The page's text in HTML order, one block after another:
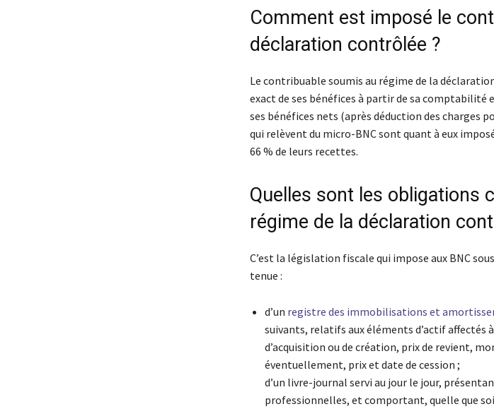
Comment est imposé le
déclaration contrôlée ?
Le contribuable soumis au régime de la
exact de ses bénéfices à partir de sa comptabilité
ses bénéfices nets (après déduction des charges
qui relèvent du micro-BNC sont quant à eux
66 % de leurs recettes.
Quelles sont les obligations
régime de la déclaration
C’est la législation fiscale qui impose aux BNC
tenue :
d’un registre des immobilisations et
suivants, relatifs aux éléments d’actif affectés
d’acquisition ou de création, prix de revient,
éventuellement, prix et date de cession ;
d’un livre-journal servi au jour le jour,
professionnelles, et comportant, quelle que